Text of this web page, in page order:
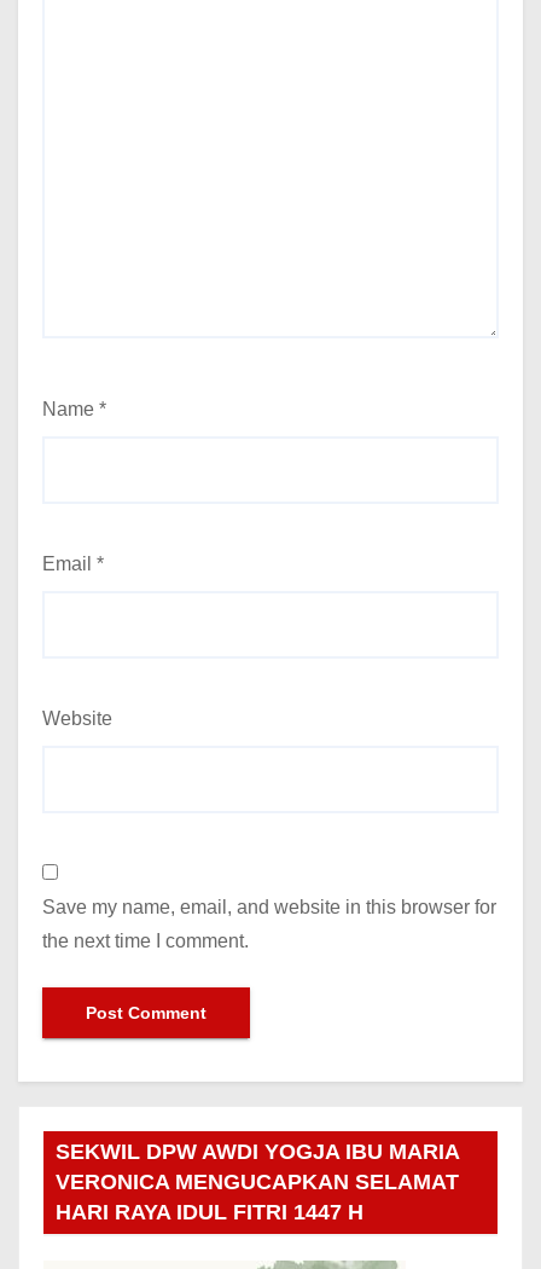
Name *
Email *
Website
Save my name, email, and website in this browser for
the next time I comment.
SEKWIL DPW AWDI YOGJA IBU MARIA
VERONICA MENGUCAPKAN SELAMAT
HARI RAYA IDUL FITRI 1447 H